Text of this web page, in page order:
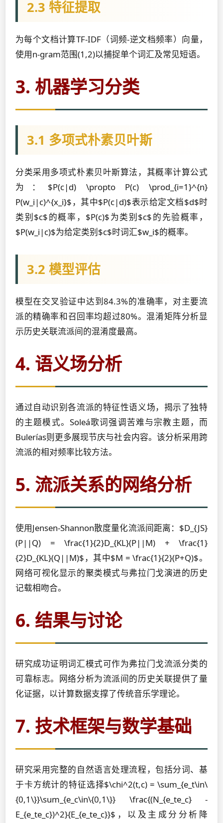
2.3 特征提取
为每个文档计算TF-IDF（词频-逆文档频率）向量，
使用n-gram范围(1,2)以捕捉单个词汇及常见短语。
3. 机器学习分类
3.1 多项式朴素贝叶斯
分类采用多项式朴素贝叶斯算法，其概率计算公式
为：$P(c|d) \propto P(c) \prod_{i=1}^{n}
P(w_i|c)^{x_i}$，其中$P(c|d)$表示给定文档$d$时
类别$c$的概率，$P(c)$为类别$c$的先验概率，
$P(w_i|c)$为给定类别$c$时词汇$w_i$的概率。
3.2 模型评估
模型在交叉验证中达到84.3%的准确率，对主要流
派的精确率和召回率均超过80%。混淆矩阵分析显
示历史关联流派间的混淆度最高。
4. 语义场分析
通过自动识别各流派的特征性语义场，揭示了独特
的主题模式。Soleá歌词强调苦难与宗教主题，而
Bulerías则更多展现节庆与社会内容。该分析采用跨
流派的相对频率比较方法。
5. 流派关系的网络分析
使用Jensen-Shannon散度量化流派间距离：$D_{JS}
(P||Q) = \frac{1}{2}D_{KL}(P||M) + \frac{1}
{2}D_{KL}(Q||M)$，其中$M = \frac{1}{2}(P+Q)$。
网络可视化显示的聚类模式与弗拉门戈演进的历史
记载相吻合。
6. 结果与讨论
研究成功证明词汇模式可作为弗拉门戈流派分类的
可靠标志。网络分析为流派间的历史关联提供了量
化证据，以计算数据支撑了传统音乐学理论。
7. 技术框架与数学基础
研究采用完整的自然语言处理流程，包括分词、基
于卡方统计的特征选择$\chi^2(t,c) = \sum_{e_t\in\
{0,1\}}\sum_{e_c\in\{0,1\}} \frac{(N_{e_te_c} -
E_{e_te_c})^2}{E_{e_te_c}}$，以及主成分分析降